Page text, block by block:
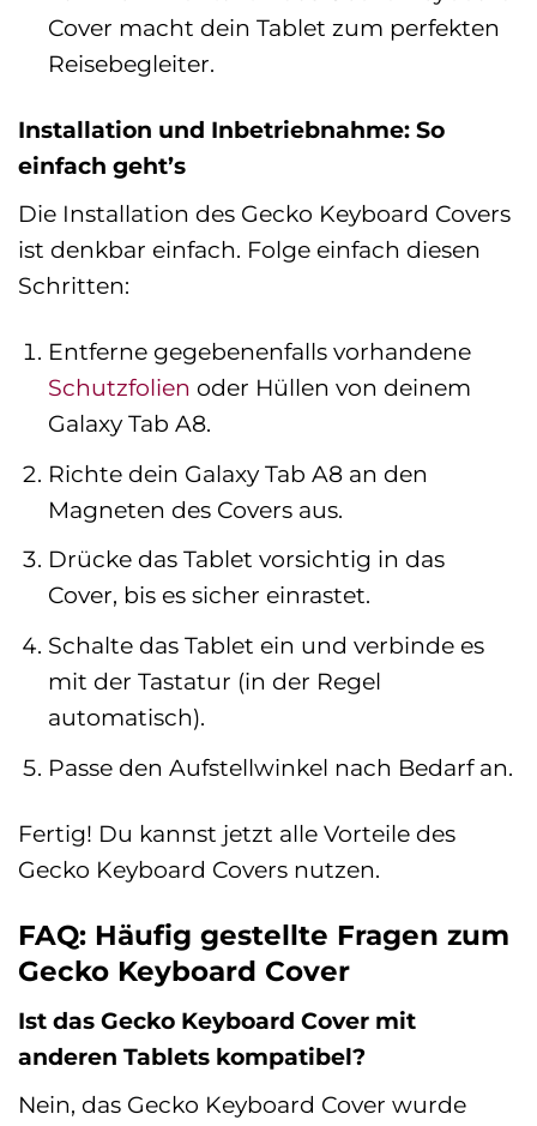
Cover macht dein Tablet zum perfekten
Reisebegleiter.
Installation und Inbetriebnahme: So
einfach geht’s
Die Installation des Gecko Keyboard Covers
ist denkbar einfach. Folge einfach diesen
Schritten:
Entferne gegebenenfalls vorhandene
Schutzfolien oder Hüllen von deinem
Galaxy Tab A8.
Richte dein Galaxy Tab A8 an den
Magneten des Covers aus.
Drücke das Tablet vorsichtig in das
Cover, bis es sicher einrastet.
Schalte das Tablet ein und verbinde es
mit der Tastatur (in der Regel
automatisch).
Passe den Aufstellwinkel nach Bedarf an.
Fertig! Du kannst jetzt alle Vorteile des
Gecko Keyboard Covers nutzen.
FAQ: Häufig gestellte Fragen zum
Gecko Keyboard Cover
Ist das Gecko Keyboard Cover mit
anderen Tablets kompatibel?
Nein, das Gecko Keyboard Cover wurde